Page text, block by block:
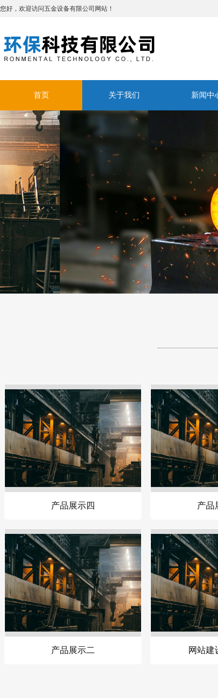
您好，欢迎访问五金设备有限公司网站！
首页 关于我们 新闻中
产品展示四 产品
产品展示二 网站建